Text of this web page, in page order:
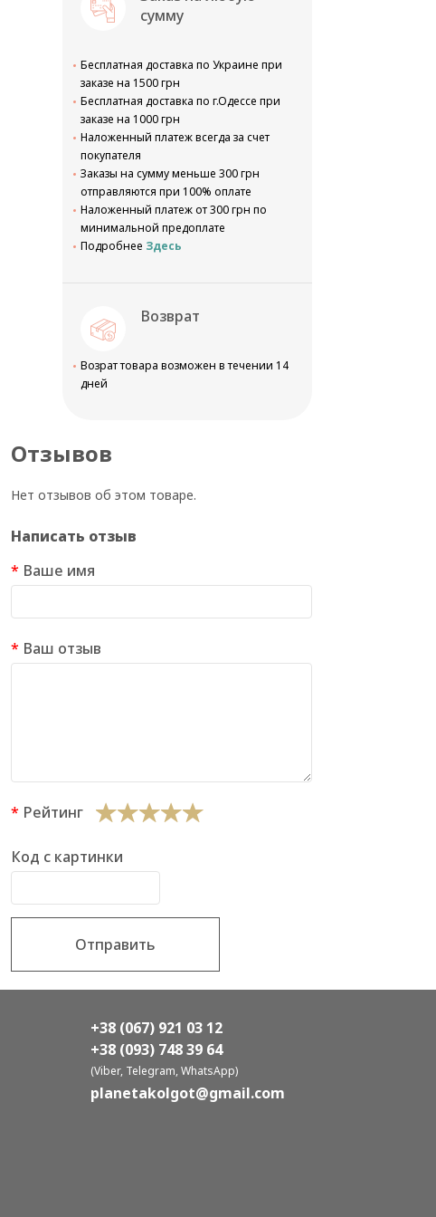
сумму
Бесплатная доставка по Украине при
заказе на 1500 грн
Бесплатная доставка по г.Одессе при
заказе на 1000 грн
Наложенный платеж всегда за счет
покупателя
Заказы на сумму меньше 300 грн
отправляются при 100% оплате
Наложенный платеж от 300 грн по
минимальной предоплате
Подробнее Здесь
Возврат
Возрат товара возможен в течении 14
дней
Отзывов
Нет отзывов об этом товаре.
Написать отзыв
Ваше имя
Ваш отзыв
Рейтинг
Код с картинки
Отправить
+38 (067) 921 03 12
+38 (093) 748 39 64
(Viber, Telegram, WhatsApp)
planetakolgot@gmail.com